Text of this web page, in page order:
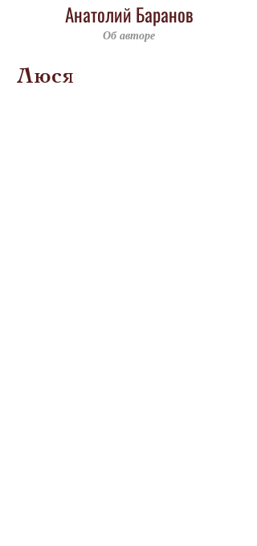
Анатолий Баранов
Об авторе
Люся